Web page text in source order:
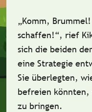
„Komm,
schaffen!“, rief
sich die beiden
eine Strategie
Sie überlegten,
befreien könnten,
zu bringen.